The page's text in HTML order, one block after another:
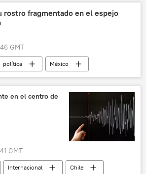
rostro fragmentado en el espejo
GMT
política
México
Manuel López Obrador
noticiasen el centro de
GMT
Internacional
Chile